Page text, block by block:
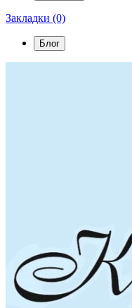
Закладки (0)
Блог